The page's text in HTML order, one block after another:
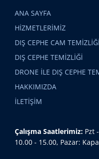
ANA SAYFA
HİZMETLERİMİZ
DIŞ CEPHE CAM TEMİZLİĞİ
DIŞ CEPHE TEMİZLİĞİ
DRONE İLE DIŞ CEPHE
HAKKIMIZDA
İLETİŞİM
Çalışma Saatlerimiz: Pzt
10.00 - 15.00, Pazar: